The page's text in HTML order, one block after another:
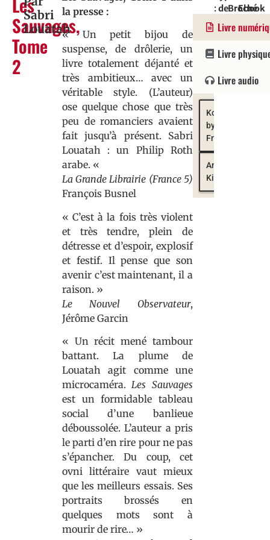
Sauvages,
Tome
2
Sabri
Louatah
la presse :
« Un petit bijou de
suspense, de drôlerie, un
livre totalement déjanté et
très ambitieux… avec un
véritable style. (L’auteur)
ose quelque chose que très
peu de romanciers avaient
fait jusqu’à présent. Sabri
Louatah : un Philip Roth
arabe. «
La Grande Librairie (France 5)
François Busnel
« C’est à la fois très violent
et très tendre, plein de
détresse et d’espoir, explosif
et festif. Il pense que son
avenir c’est maintenant, il a
raison. »
Le Nouvel Observateur,
Jérôme Garcin
« Un récit mené tambour
battant. La plume de
Louatah agit comme une
microcaméra.Les Sauvages
est un formidable tableau
social d’une banlieue
déboussolée. L’auteur a pris
le parti d’en rire pour ne pas
s’épancher. Du coup, cet
ovni littéraire vaut mieux
que les meilleurs essais. Ses
portraits brossés en
quelques mots sont à
mourir de rire… »
Livre
Livre
Livre audio
Kobo
by
Fnac
Amazon
Kindle
:
Roman
de
parution
:
Broché
Ebook
:
/